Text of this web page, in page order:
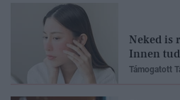
Neked is
Innen
Támogatott